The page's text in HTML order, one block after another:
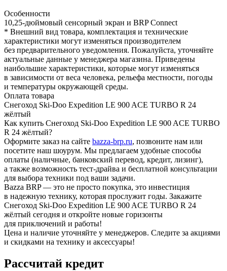
Особенности
10,25-дюймовый сенсорный экран и BRP Connect
* Внешний вид товара, комплектация и технические
характеристики могут изменяться производителем
без предварительного уведомления. Пожалуйста, уточняйте
актуальные данные у менеджера магазина. Приведены
наибольшие характеристики, которые могут изменяться
в зависимости от веса человека, рельефа местности, погоды
и температуры окружающей среды.
Оплата товара
Снегоход Ski-Doo Expedition LE 900 ACE TURBO R 24
жёлтый
Как купить Снегоход Ski-Doo Expedition LE 900 ACE TURBO
R 24 жёлтый?
Оформите заказ на сайте bazza-brp.ru, позвоните нам или
посетите наш шоурум. Мы предлагаем удобные способы
оплаты (наличные, банковский перевод, кредит, лизинг),
а также возможность тест-драйва и бесплатной консультации
для выбора техники под ваши задачи.
Bazza BRP — это не просто покупка, это инвестиция
в надежную технику, которая прослужит годы. Закажите
Снегоход Ski-Doo Expedition LE 900 ACE TURBO R 24
жёлтый сегодня и откройте новые горизонты
для приключений и работы!
Цена и наличие уточняйте у менеджеров. Следите за акциями
и скидками на технику и аксессуары!
Рассчитай кредит